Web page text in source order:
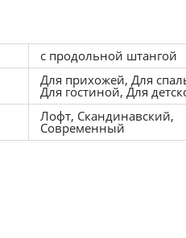
с продольной штангой
Для прихожей, Для
Для гостиной, Для
Лофт, Скандинавский,
Современный